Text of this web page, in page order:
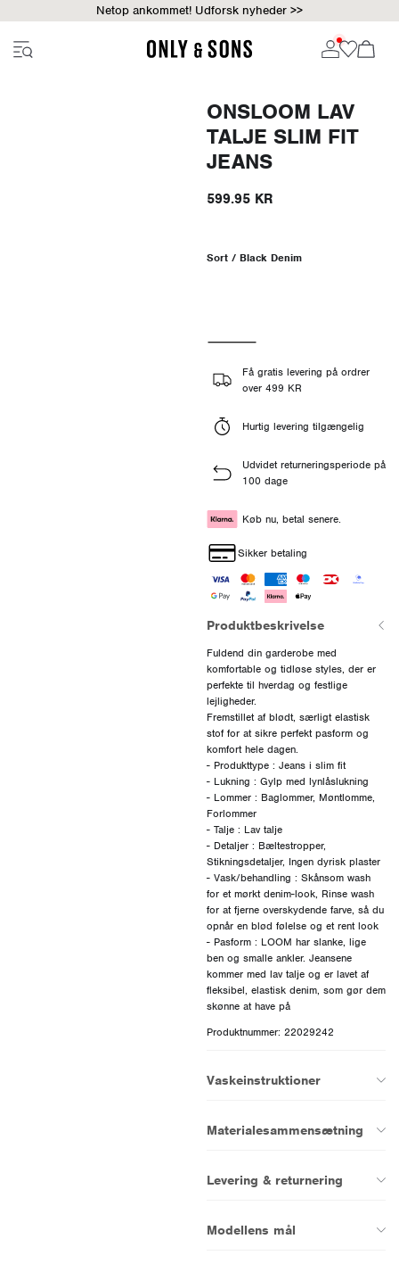
Netop ankommet! Udforsk nyheder >>
ONSLOOM LAV
TALJE SLIM FIT
JEANS
599.95 KR
Sort / Black Denim
Få gratis levering på ordrer
over 499 KR
Hurtig levering tilgængelig
Udvidet returneringsperiode på
100 dage
Køb nu, betal senere.
Sikker betaling
Produktbeskrivelse
Fuldend din garderobe med
komfortable og tidløse styles, der er
perfekte til hverdag og festlige
lejligheder.
Fremstillet af blødt, særligt elastisk
stof for at sikre perfekt pasform og
komfort hele dagen.
- Produkttype : Jeans i slim fit
- Lukning : Gylp med lynlåslukning
- Lommer : Baglommer, Møntlomme,
Forlommer
- Talje : Lav talje
- Detaljer : Bæltestropper,
Stikningsdetaljer, Ingen dyrisk plaster
- Vask/behandling : Skånsom wash
for et mørkt denim-look, Rinse wash
for at fjerne overskydende farve, så du
opnår en blød følelse og et rent look
- Pasform : LOOM har slanke, lige
ben og smalle ankler. Jeansene
kommer med lav talje og er lavet af
fleksibel, elastisk denim, som gør dem
skønne at have på
Produktnummer: 22029242
Vaskeinstruktioner
Materialesammensætning
Levering & returnering
Modellens mål